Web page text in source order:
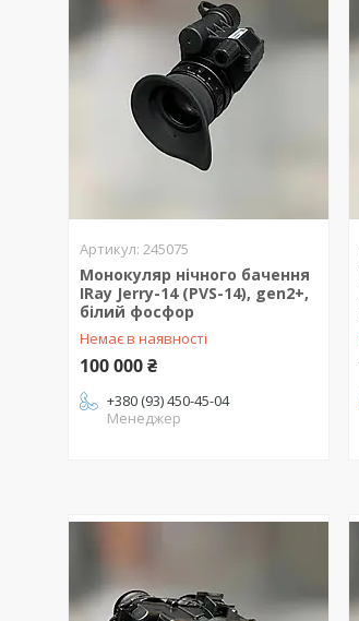
245075
Монокуляр нічного бачення
IRay Jerry-14 (PVS-14), gen2+,
білий фосфор
Немає в наявності
100 000 ₴
+380 (93) 450-45-04
Менеджер